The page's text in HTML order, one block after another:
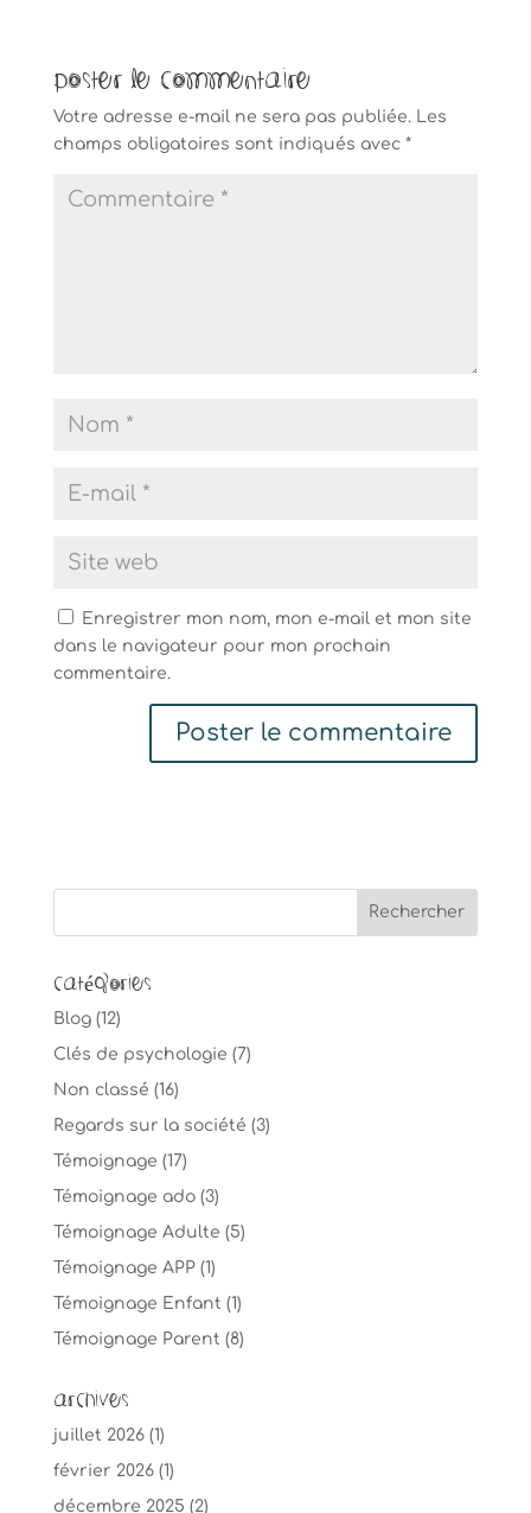
Poster le commentaire
Votre adresse e-mail ne sera pas publiée. Les
champs obligatoires sont indiqués avec *
Enregistrer mon nom, mon e-mail et mon site
dans le navigateur pour mon prochain
commentaire.
Catégories
Blog(12)
Clés de psychologie (7)
Non classé (16)
Regards sur la société (3)
Témoignage (17)
Témoignage ado(3)
Témoignage Adulte (5)
Témoignage APP(1)
Témoignage Enfant (1)
Témoignage Parent (8)
Archives
juillet 2026(1)
février 2026(1)
décembre 2025 (2)